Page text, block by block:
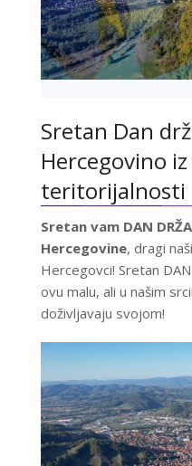
Sretan Dan
Hercegovino
teritorijalnosti
Sretan vam DAN
Hercegovine, dragi
Hercegovci! Sretan
ovu malu, ali u našim
doživljavaju svojom!